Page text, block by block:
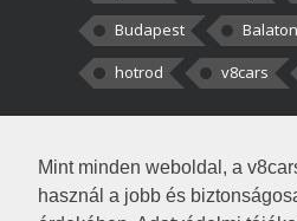
Mint minden weboldal, a
használ a jobb és
Budapest
Balaton
hotrod
v8cars
kortisz:
darabbaal számoltam. Nem